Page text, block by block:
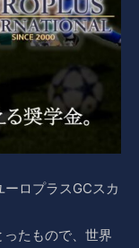
ロプラスGCスカ
たもので、世界